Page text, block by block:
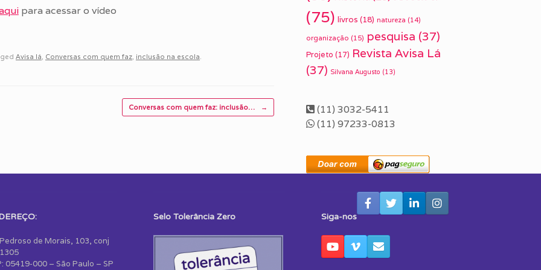
para acessar o vídeo
Avisa lá, Conversas com quem faz, inclusão na escola.
Conversas com quem faz: inclusão… →
(75) livros (18) natureza (14)
organização (15) pesquisa (37)
Projeto (17) Revista Avisa Lá
(37) Silvana Augusto (13)
(11) 3032-5411
(11) 97233-0813
de Morais, 103, conj
05419-000 – São Paulo – SP
Selo Tolerância Zero Siga-nos